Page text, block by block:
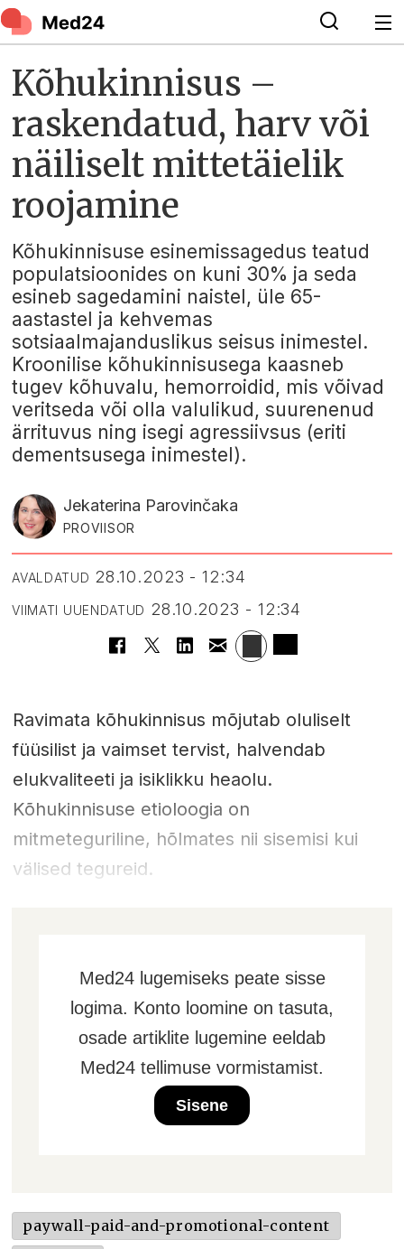
Kõhukinnisus –
raskendatud, harv või
näiliselt mittetäielik
roojamine
Kõhukinnisuse esinemissagedus teatud
populatsioonides on kuni 30% ja seda
esineb sagedamini naistel, üle 65-
aastastel ja kehvemas
sotsiaalmajanduslikus seisus inimestel.
Kroonilise kõhukinnisusega kaasneb
tugev kõhuvalu, hemorroidid, mis võivad
veritseda või olla valulikud, suurenenud
ärrituvus ning isegi agressiivsus (eriti
dementsusega inimestel).
Jekaterina Parovinčaka
PROVIISOR
AVALDATUD 28.10.2023 - 12:34
VIIMATI UUENDATUD 28.10.2023 - 12:34
Ravimata kõhukinnisus mõjutab oluliselt
füüsilist ja vaimset tervist, halvendab
elukvaliteeti ja isiklikku heaolu.
Kõhukinnisuse etioloogia on
mitmeteguriline, hõlmates nii sisemisi kui
välised tegureid.
Med24 lugemiseks peate sisse
logima. Konto loomine on tasuta,
osade artiklite lugemine eeldab
Med24 tellimuse vormistamist.
Sisene
paywall-paid-and-promotional-content